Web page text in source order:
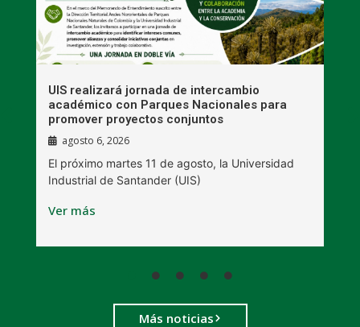
UIS realizará jornada de intercambio
académico con Parques Nacionales para
promover proyectos conjuntos
agosto 6, 2026
El próximo martes 11 de agosto, la Universidad
Industrial de Santander (UIS)
Ver más
Más noticias